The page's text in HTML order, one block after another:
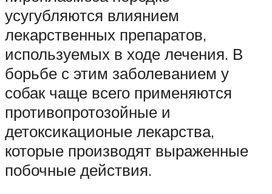
усугубляются влиянием
лекарственных препаратов,
используемых в ходе лечения. В
борьбе с этим заболеванием у
собак чаще всего применяются
противопротозойные и
детоксикационые лекарства,
которые производят выраженные
побочные действия.